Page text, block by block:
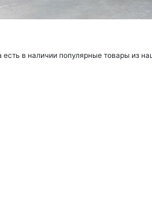
в наличии популярные товары из